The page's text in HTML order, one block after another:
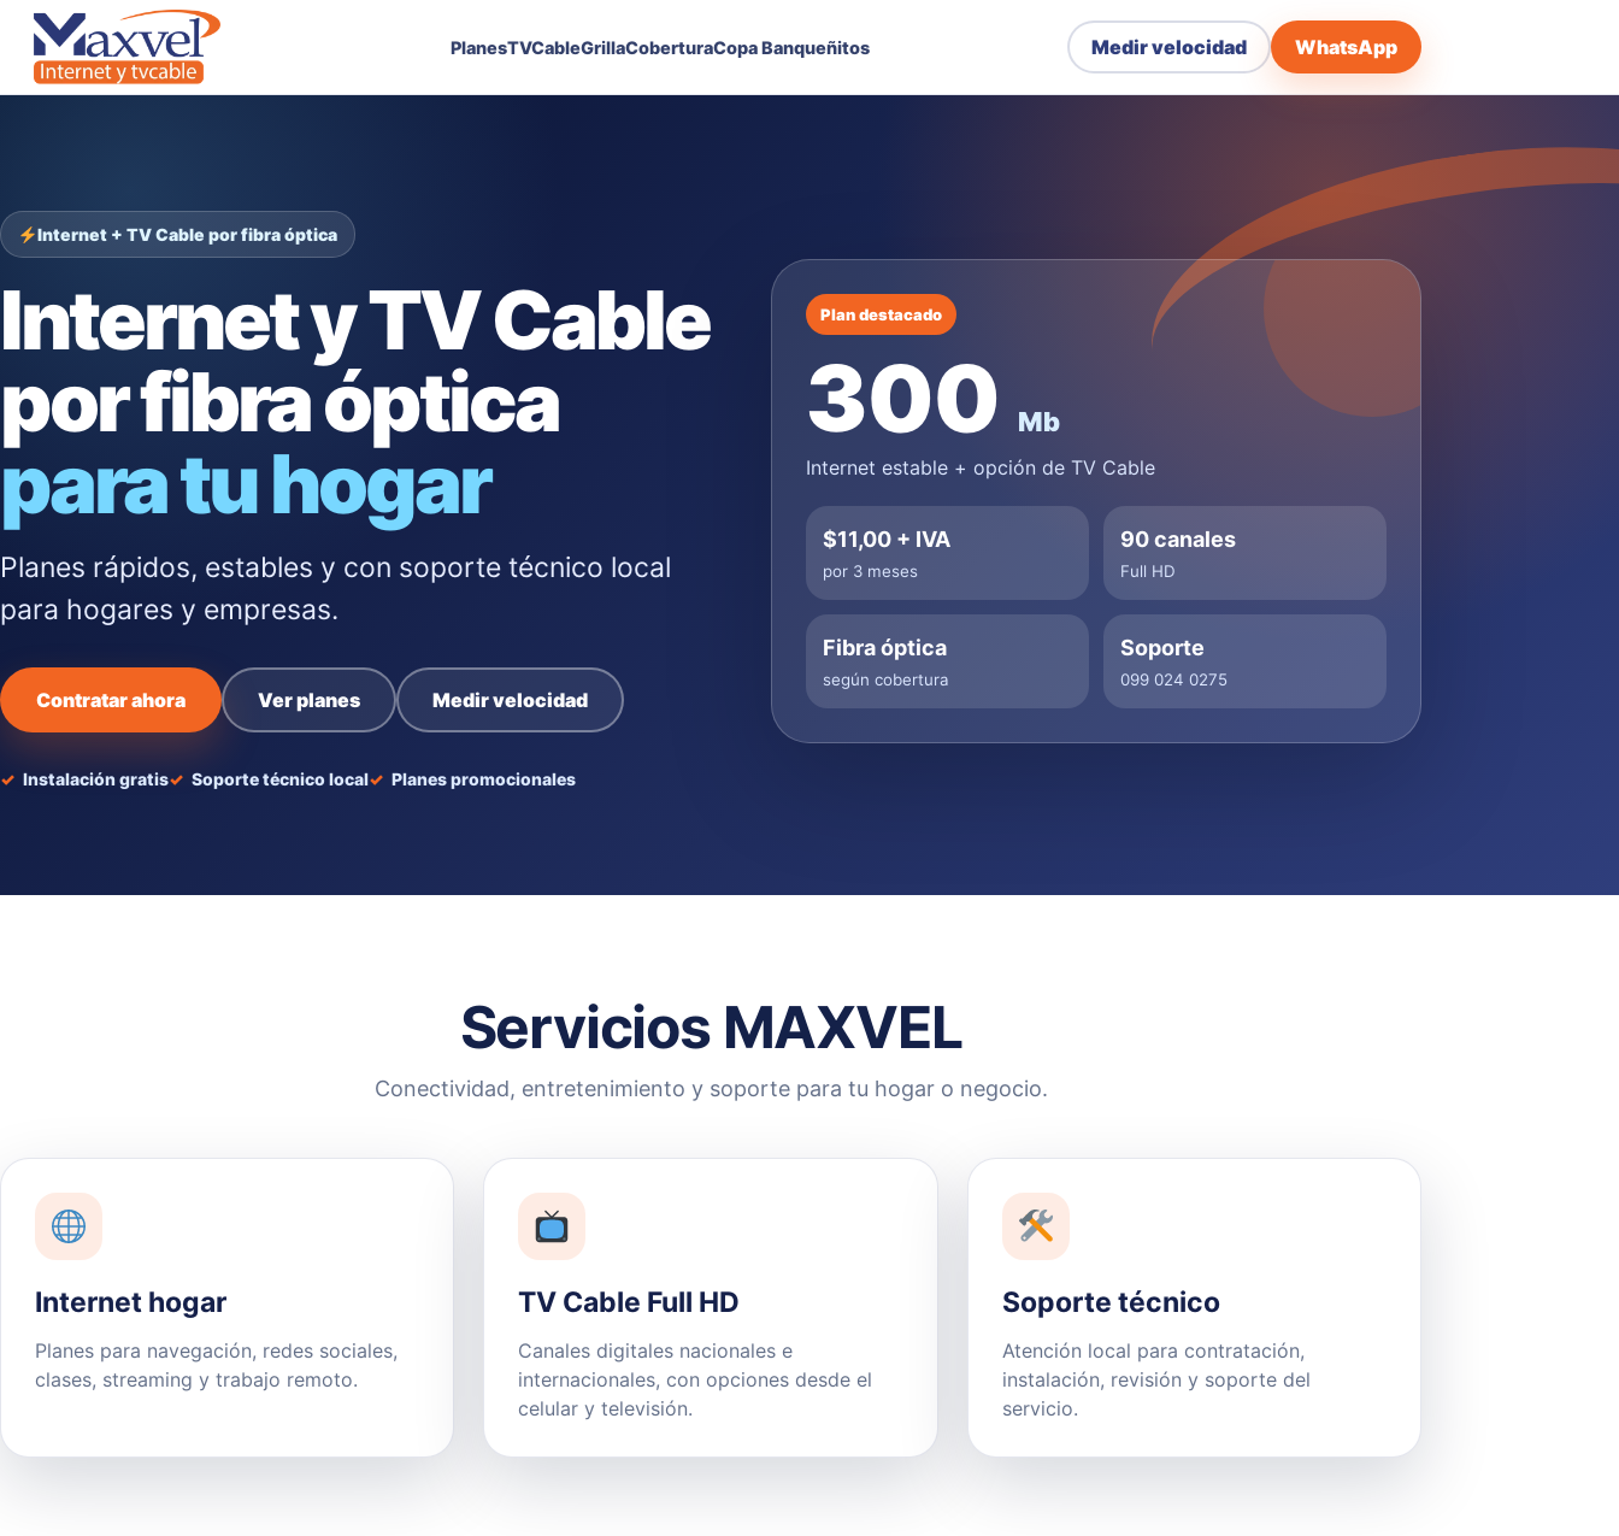
PlanesTVCableGrillaCoberturaCopa Banqueñitos Medir velocidad WhatsApp
Internet + TV Cable por fibra óptica
Internet y TV Cable
por fibra óptica
para tu hogar
Planes rápidos, estables y con soporte técnico local
para hogares y empresas.
Contratar ahora Ver planes Medir velocidad
Instalación gratis Soporte técnico local Planes promocionales
Plan destacado
300 Mb
Internet estable + opción de TV Cable
$11,00 + IVA
por 3 meses
90 canales
Full HD
Fibra óptica
según cobertura
Soporte
099 024 0275
Servicios MAXVEL
Conectividad, entretenimiento y soporte para tu hogar o negocio.
Internet hogar
Planes para navegación, redes sociales,
clases, streaming y trabajo remoto.
TV Cable Full HD
Canales digitales nacionales e
internacionales, con opciones desde el
celular y televisión.
Soporte técnico
Atención local para contratación,
instalación, revisión y soporte del
servicio.